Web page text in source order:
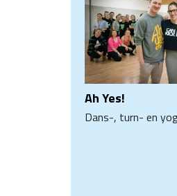
Ah Yes!
Dans-, turn- en